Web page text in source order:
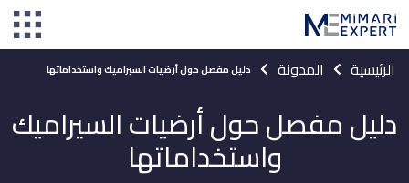
الرئيسية المدونة دليل مفصل حول أرضيات السيراميك واستخداماتها
دليل مفصل حول أرضيات السيراميك
واستخداماتها